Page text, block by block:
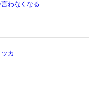
わなくなる
カ